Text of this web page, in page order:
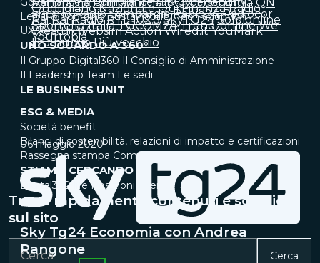
Legal & Sourcing Sustainability Tech adoption
UX Research
UNO SGUARDO A 360°
Il Gruppo Digital360 Il Consiglio di Amministrazione
Il Leadership Team Le sedi
LE BUSINESS UNIT
ESG & MEDIA
Società benefit
Bilanci di sostenibilità, relazioni di impatto e certificazioni
Rassegna stampa Comunicati stampa Case Study
STIAMO CERCANDO TE
Digital360 life Posizioni aperte
Trova rapidamente contenuti e soluzioni
sul sito
Cerca
Quotidiano Nazionale Qui Finanza Radio
anch'io Radio Lombardia Radio24 Radiocor
Rai Rai Radio RTL 102.5 SkyTG24 Soldionline
Sportello Italia TGCOM24 Trend-online We
Wealth Websim Action Wired.it YouMark
Yourtopia
Più nuovo Più vecchio
06 maggio 2020
Sky Tg24 Economia con Andrea
Rangone